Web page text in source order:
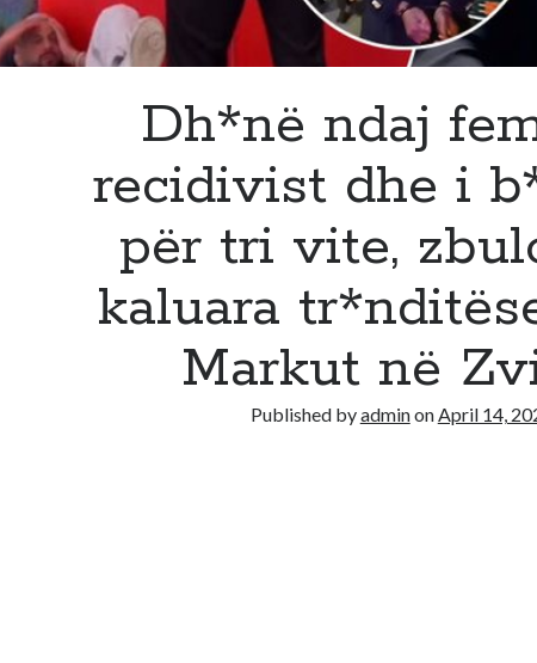
Dh*në ndaj
recidivist dhe i
për tri vite,
kaluara
Markut në
Published byadminonApril 14,